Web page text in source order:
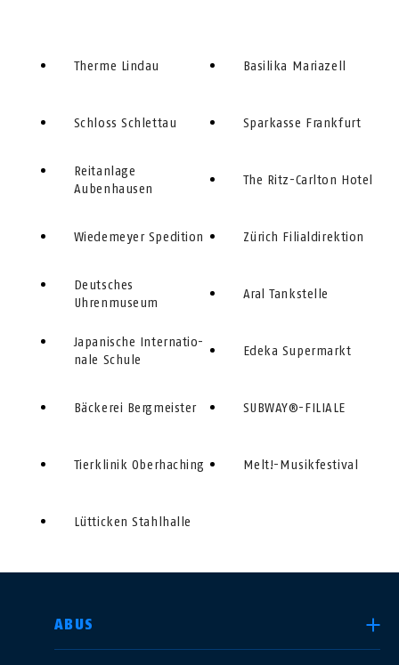
Therme Lindau
Schloss Schlettau
Reitanlage
Aubenhausen
Wiedemeyer Spedition
Deutsches
Uhrenmuseum
Japanische In­ter­na­tio­
nale Schule
Bäckerei Bergmeister
Tierklinik Oberhaching
Lütticken Stahlhalle
Basilika Mariazell
Sparkasse Frankfurt
The Ritz-Carlton Hotel
Zürich Filialdirektion
Aral Tankstelle
Edeka Supermarkt
SUBWAY®-FILIALE
Melt!-Musikfestival
ABUS
LAND AUSWÄHLEN